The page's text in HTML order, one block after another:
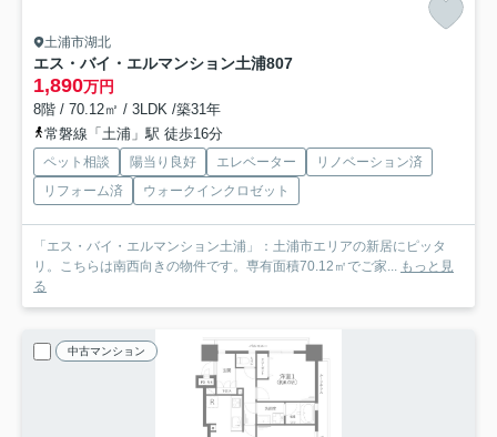
土浦市湖北
エス・バイ・エルマンション土浦807
1,890万円
8階 / 70.12㎡ / 3LDK /築31年
常磐線「土浦」駅 徒歩16分
ペット相談 陽当り良好 エレベーター
リノベーション済
リフォーム済
ウォークインクロゼット
「エス・バイ・エルマンション土浦」：土浦市エリアの新居にピッタ
リ。こちらは南西向きの物件です。専有面積70.12㎡でご家... もっと見
る
中古マンション